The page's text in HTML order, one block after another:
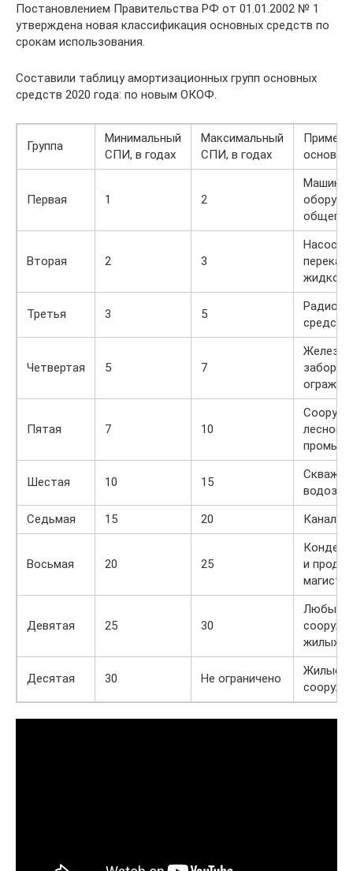
Постановлением Правительства РФ от 01.01.2002 № 1
утверждена новая классификация основных средств по
срокам использования.
Составили таблицу амортизационных групп основных
средств 2020 года: по новым ОКОФ.
Группа
Минимальный
СПИ, в годах
Максимальный
СПИ, в годах
Пример
Первая 1 2
Машины
общего
Вторая 2 3
Насосы
Третья 3 5
Четвертая 5 7
заборы
Пятая 7 10
лесной
Шестая 10 15
Седьмая
15 20
Восьмая 20 25
и
Девятая 25 30
Любые
жилых
Десятая 30 Не ограничено
Жилые